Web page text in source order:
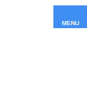
MENU